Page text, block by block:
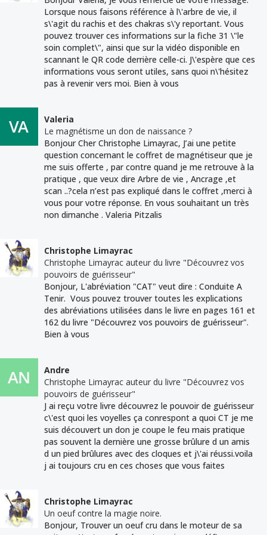
Lorsque nous faisons référence à l\'arbre de vie, il
s\'agit du rachis et des chakras s\'y reportant. Vous
pouvez trouver ces informations sur la fiche 31 \"le
soin complet\", ainsi que sur la vidéo disponible en
scannant le QR code derrière celle-ci. J\'espère que ces
informations vous seront utiles, sans quoi n\'hésitez
pas à revenir vers moi. Bien à vous
Valeria
Le magnétisme un don de naissance ?
Bonjour Cher Christophe Limayrac, J’ai une petite
question concernant le coffret de magnétiseur que je
me suis offerte , par contre quand je me retrouve à la
pratique , que veux dire Arbre de vie , Ancrage ,et
scan ..?cela n’est pas expliqué dans le coffret ,merci à
vous pour votre réponse. En vous souhaitant un très
non dimanche . Valeria Pitzalis
Christophe Limayrac
Christophe Limayrac auteur du livre "Découvrez vos
pouvoirs de guérisseur"
Bonjour, L'abréviation "CAT" veut dire : Conduite A
Tenir. Vous pouvez trouver toutes les explications
des abréviations utilisées dans le livre en pages 161 et
162 du livre "Découvrez vos pouvoirs de guérisseur".
Bien à vous
Andre
Christophe Limayrac auteur du livre "Découvrez vos
pouvoirs de guérisseur"
J ai reçu votre livre découvrez le pouvoir de guérisseur
c\'est quoi les voyelles ça conrespont a quoi CT je me
suis découvert un don je coupe le feu mais pratique
pas souvent la dernière une grosse brûlure d un amis
d un pied brûlures avec des cloques et j\'ai réussi.voila
j ai toujours cru en ces choses que vous faites
Christophe Limayrac
Un oeuf contre la magie noire.
Bonjour, Trouver un oeuf cru dans le moteur de sa